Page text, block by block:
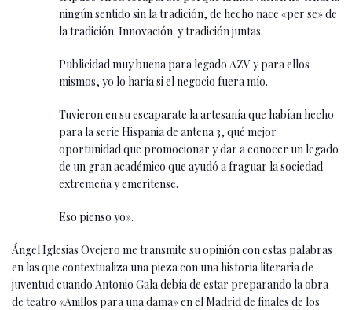
ningún sentido sin la tradición, de hecho nace «per se» de
la tradición. Innovación y tradición juntas.
Publicidad muy buena para legado AZV y para ellos
mismos, yo lo haría si el negocio fuera mío.
Tuvieron en su escaparate la artesanía que habían hecho
para la serie Hispania de antena 3, qué mejor
oportunidad que promocionar y dar a conocer un legado
de un gran académico que ayudó a fraguar la sociedad
extremeña y emeritense.
Eso pienso yo».
Ángel Iglesias Ovejero me transmite su opinión con estas palabras
en las que contextualiza una pieza con una historia literaria de
juventud cuando Antonio Gala debía de estar preparando la obra
de teatro «Anillos para una dama» en el Madrid de finales de los